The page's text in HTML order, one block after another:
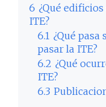
6 ¿Qué
ITE?
6.1 ¿Qué
pasar la ITE?
6.2 ¿Qué
ITE?
6.3